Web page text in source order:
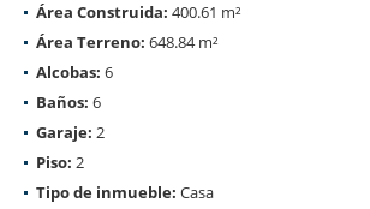
Área Construida: 400.61 m²
Área Terreno: 648.84 m²
Alcobas: 6
Baños: 6
Garaje: 2
Piso: 2
Tipo de inmueble: Casa